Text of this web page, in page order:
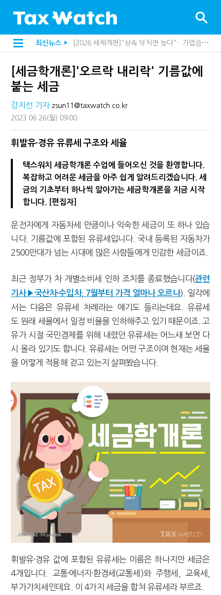
최신뉴스 ▶
[2026 세제개편]종부세는 집값, 가업상속은 기술…납세자가 꼭 볼 5가지
[2026 세제개편]10년 실거주도 불안…1주택자 세 부담 어떻게 달라질까
전자담배 통관, 이제 제품이 아니라 공급망을 본다
배달라이더 원천징수 세금 인하…환급 플랫폼 수익성 악화될까
상속·증여세 조사, 이제 코인거래소까지 샅샅이 본다
고액자산가 더 옥죈다…해외신탁 미신고 제보에 포상금
반도체·AI로봇 국내 생산땐 세금 깎아준다
"10년 넘게 7급은 문제"...인사로 답한 임광현 국세청장
[2026 세제개편]"상속 닥치면 늦다"…가업승계 성패, 시간에 달렸다
[세금학개론]'오르락 내리락' 기름값에
붙는 세금
강지선 기자 zsun11@taxwatch.co.kr
2023.06.26(월) 09:00
휘발유·경유 유류세 구조와 세율
택스워치 세금학개론 수업에 들어오신 것을 환영합니다.
복잡하고 어려운 세금을 아주 쉽게 알려드리겠습니다. 세
금의 기초부터 하나씩 알아가는 세금학개론을 지금 시작
합니다. [편집자]
운전자에게 자동차세 만큼이나 익숙한 세금이 또 하나 있습
니다. 기름값에 포함된 유류세입니다. 국내 등록된 자동차가
2500만대가 넘는 시대에 많은 사람들에게 민감한 세금이죠.
최근 정부가 차 개별소비세 인하 조치를 종료했습니다(관련
기사▶국산차·수입차, 7월부터 가격 얼마나 오르나). 일각에
서는 다음은 유류세 차례라는 얘기도 들리는데요. 유류세
도 원래 세율에서 일정 비율을 인하해주고 있기 때문이죠. 고
유가 시절 국민경제를 위해 내렸던 유류세는 어느새 보면 다
시 올라 있기도 합니다. 유류세는 어떤 구조이며 현재는 세율
을 어떻게 적용해 걷고 있는지 살펴봤습니다.
휘발유·경유 값에 포함된 유류세는 이름은 하나지만 세금은
4개입니다. 교통·에너지·환경세(교통세)와 주행세, 교육세,
부가가치세인데요. 이 4가지 세금을 합쳐 유류세라 부르죠.